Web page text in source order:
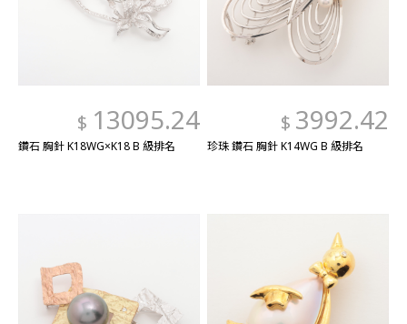
$ 13095.24
鑽石 胸針 K18WG×K18 B 級排名
$ 3992.42
珍珠 鑽石 胸針 K14WG B 級排名